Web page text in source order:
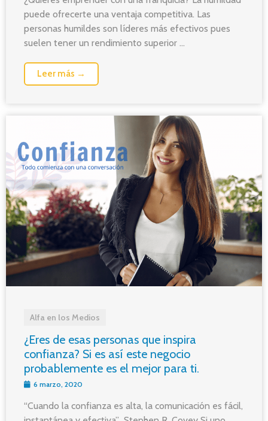
puede ofrecerte una ventaja competitiva. Las
personas humildes son líderes más efectivos pues
suelen tener un rendimiento superior ...
Leer más →
Alfa en los Medios
¿Eres de esas personas que inspira
confianza? Si es así este negocio
probablemente es el mejor para ti.
6 marzo, 2020
“Cuando la confianza es alta, la comunicación es fácil,